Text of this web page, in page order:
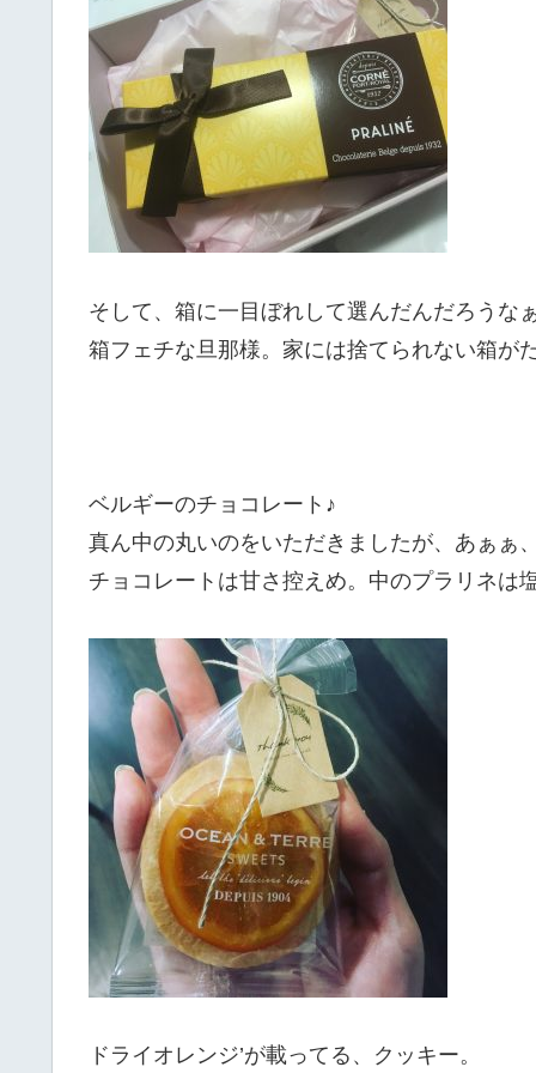
そして、箱に一目ぼれして選んだんだろうなぁ
箱フェチな旦那様。家には捨てられない箱が
ベルギーのチョコレート♪
真ん中の丸いのをいただきましたが、あぁぁ
チョコレートは甘さ控えめ。中のプラリネは
ドライオレンジ’が載ってる、クッキー。